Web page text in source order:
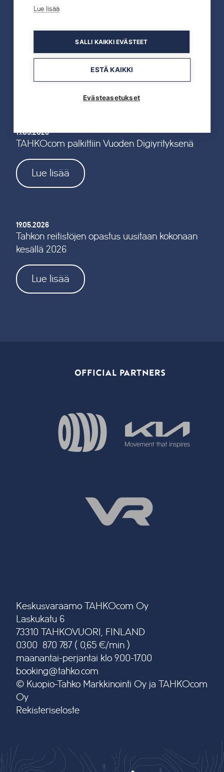
Tahkon Talviteatterissa nauretaan
suomalaiselle arjelle
Lue lisää
19.05.2026
TAHKOcom palkittiin Vuoden Digiyrityksenä
Lue lisää
19.05.2026
Tahkon reitistöjen opastus uusitaan kokonaan
kesällä 2026
Lue lisää
OFFICIAL PARTNERS
Keskusvaraamo TAHKOcom Oy
Laskukatu 6
73310 TAHKOVUORI, FINLAND
0300 870 787 ( 0,65 €/min )
maanantai-perjantai klo 9.00-17.00
booking@tahko.com
© Kuopio-Tahko Markkinointi Oy ja TAHKOcom
Oy
Rekisteriseloste
Lue lisää
SALLI KAIKKI EVÄSTEET
ESTÄ KAIKKI
Evästeasetukset